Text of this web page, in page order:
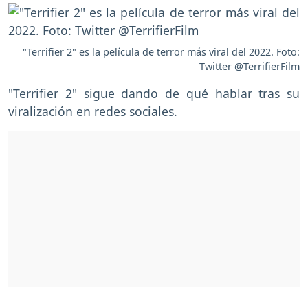
"Terrifier 2" es la película de terror más viral del 2022. Foto:
Twitter @TerrifierFilm
"Terrifier 2" sigue dando de qué hablar tras su
viralización en redes sociales.